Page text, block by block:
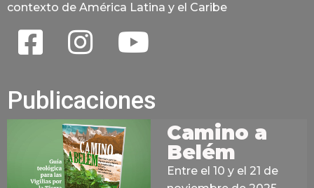
contexto de América Latina y el Caribe
Publicaciones
Camino a
Belém
Entre el 10 y el 21 de